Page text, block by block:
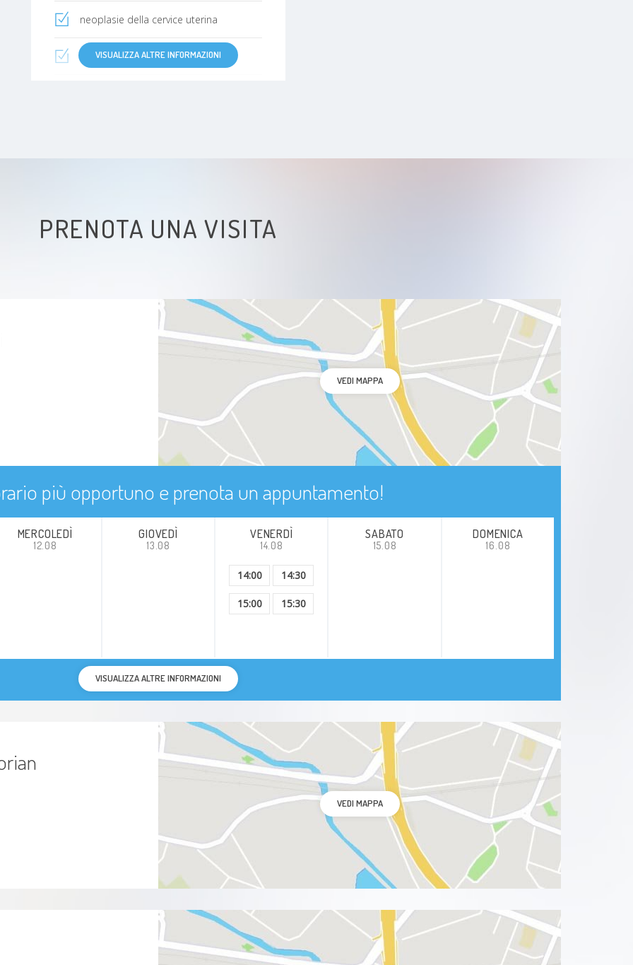
neoplasie della cervice uterina
Vaginite
Osteoporosi
VISUALIZZA ALTRE INFORMAZIONI
PRENOTA UNA VISITA
VEDI MAPPA
più opportuno e prenota un appuntamento!
MERCOLEDÌ
12.08
GIOVEDÌ
13.08
VENERDÌ
14.08
14:00 14:30
15:00 15:30
SABATO
15.08
DOMENICA
16.08
VISUALIZZA ALTRE INFORMAZIONI
VEDI MAPPA